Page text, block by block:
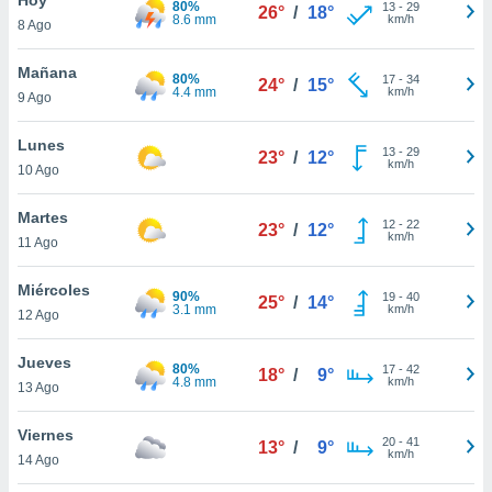
y
en
más
de
8 Ago
80%
8.6 mm
26° / 18° 13- 29
km/h
Mañana
9 Ago
80%
4.4 mm
24° / 15° 17- 34
km/h
Lunes
10 Ago
23° / 12° 13- 29
km/h
Martes
11 Ago
23° / 12° 12- 22
km/h
Miércoles
12 Ago
90%
3.1 mm
25° / 14° 19- 40
km/h
Jueves
13 Ago
80%
4.8 mm
18° / 9° 17- 42
km/h
Viernes
14 Ago
13° / 9° 20- 41
km/h